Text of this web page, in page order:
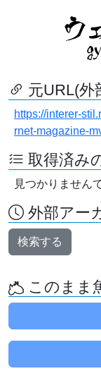
元URL(外
https://interer-
rnet-magazine-
取得済み
見つかりません
外部アー
検索する
このまま